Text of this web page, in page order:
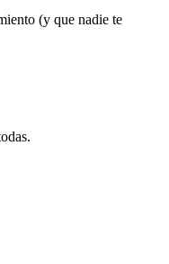
(y que nadie te